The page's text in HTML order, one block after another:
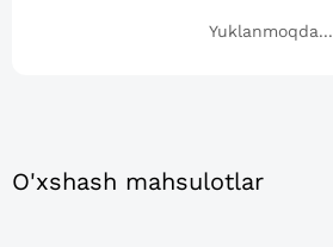
Yuklanmoqda...
O'xshash mahsulotlar